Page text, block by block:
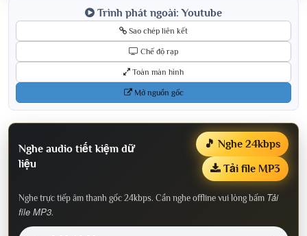
Trình phát ngoài: Youtube
Sao chép liên kết
Chế độ rạp
Toàn màn hình
Mở nguồn gốc
Nghe audio tiết kiệm dữ
liệu
🎵 Nghe 24kbps
Tải file MP3
Nghe trực tiếp âm thanh gốc 24kbps. Cần nghe offline vui lòng bấm Tải
file MP3.